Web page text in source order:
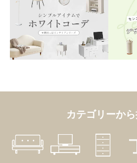
カテゴリーか